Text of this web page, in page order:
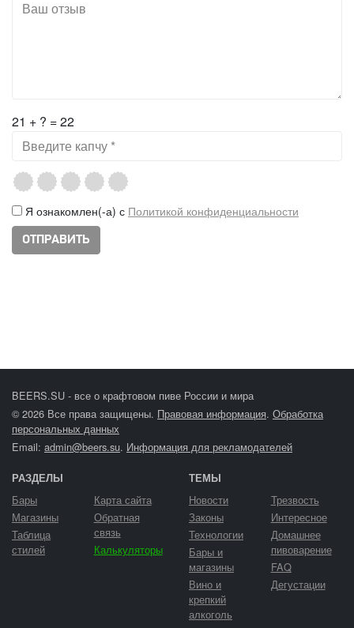
21 + ? = 22
Я ознакомлен(-а) с Политикой конфиденциальности
BEERS.SU - все о крафтовом пиве России и мира
© 2026 Все права защищены. Правовая информация. Обработка
персональных данных
Email: admin@beers.su. Информация для рекламодателей
РАЗДЕЛЫ
Бары
Магазины
Таблица
стилей
Карта сайта
Обратная
связь
Калькуляторы
ТЕМЫ
Новости
Законы
Технологии
Бары и
магазины
Вино и
крепкий
алкоголь
Трезвость
Интересное
Домашнее
пивоварение
FAQ
Дегустации